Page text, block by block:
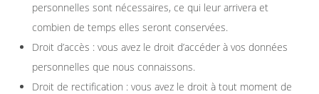
personnelles sont nécessaires, ce qui leur arrivera et
combien de temps elles seront conservées.
Droit d’accès : vous avez le droit d’accéder à vos données
personnelles que nous connaissons.
Droit de rectification : vous avez le droit à tout moment de